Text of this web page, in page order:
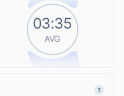
03:35
AVG